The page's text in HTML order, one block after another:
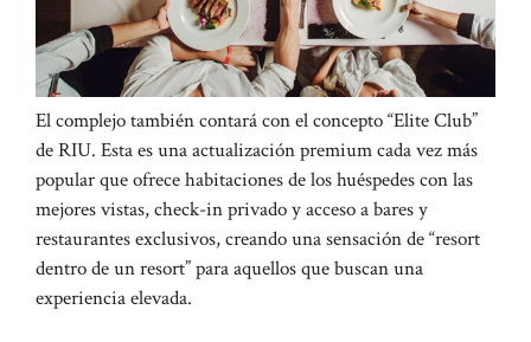
El complejo también contará con el concepto “Elite Club”
de RIU. Esta es una actualización premium cada vez más
popular que ofrece habitaciones de los huéspedes con las
mejores vistas, check-in privado y acceso a bares y
restaurantes exclusivos, creando una sensación de “resort
dentro de un resort” para aquellos que buscan una
experiencia elevada.